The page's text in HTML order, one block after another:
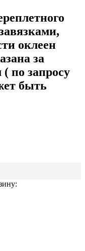
оклеен
за
по запросу
быть